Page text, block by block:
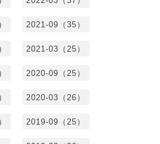
2021-09（35）
2021-03（25）
2020-09（25）
2020-03（26）
2019-09（25）